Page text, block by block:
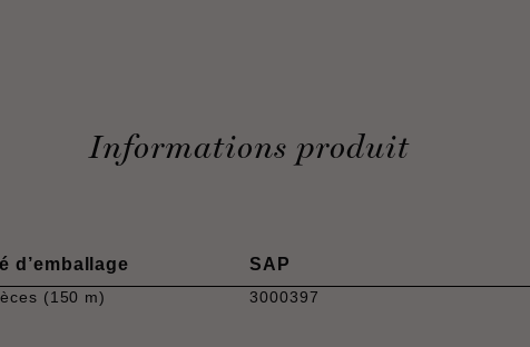
Informations produit
d’emballage
(150 m)
SAP
3000397